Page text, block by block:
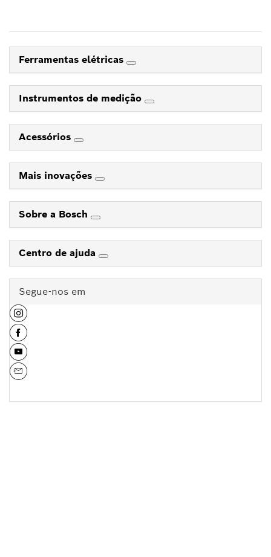
Ferramentas elétricas
Instrumentos de medição
Acessórios
Mais inovações
Sobre a Bosch
Centro de ajuda
Segue-nos em